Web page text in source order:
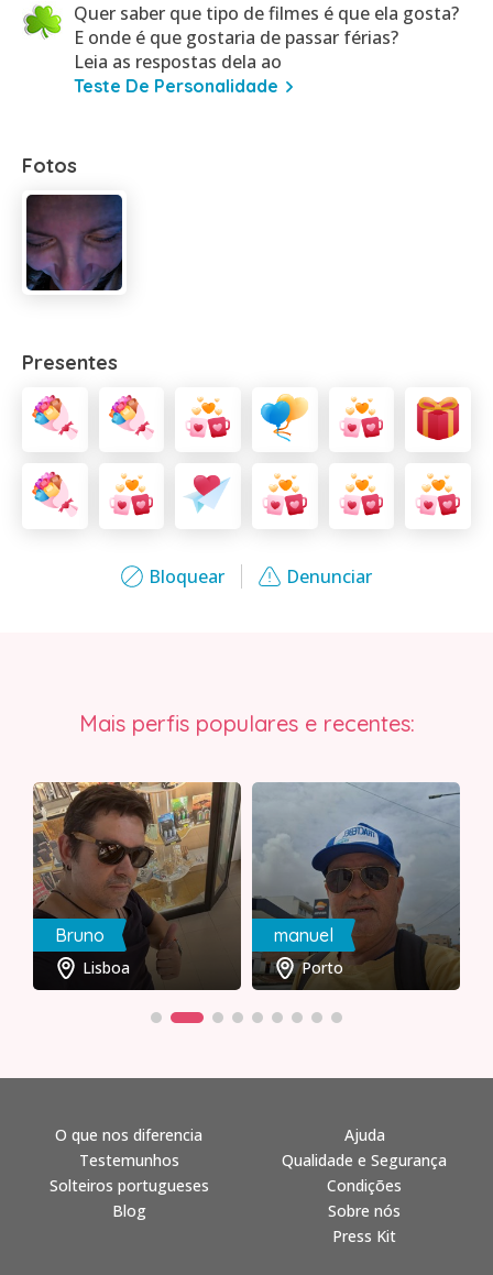
Bloquear Denunciar
Quer saber que tipo de filmes é que ela gosta?
E onde é que gostaria de passar férias?
Leia as respostas dela ao
Teste De Personalidade
Fotos
Presentes
Mais perfis populares e recentes:
Bruno
Lisboa
manuel
Porto
O que nos diferencia
Testemunhos
Solteiros portugueses
Blog
Ajuda
Qualidade e Segurança
Condições
Sobre nós
Press Kit